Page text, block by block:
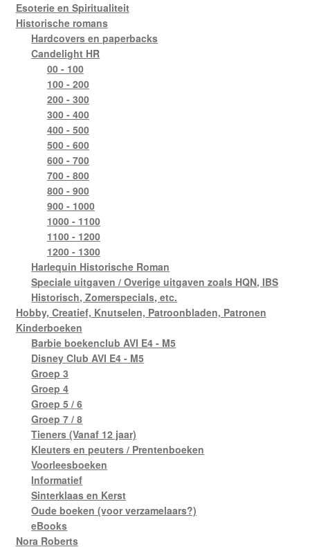
Esoterie en Spiritualiteit
Historische romans
Hardcovers en paperbacks
Candelight HR
00 - 100
100 - 200
200 - 300
300 - 400
400 - 500
500 - 600
600 - 700
700 - 800
800 - 900
900 - 1000
1000 - 1100
1100 - 1200
1200 - 1300
Harlequin Historische Roman
Speciale uitgaven / Overige uitgaven zoals HQN, IBS
Historisch, Zomerspecials, etc.
Hobby, Creatief, Knutselen, Patroonbladen, Patronen
Kinderboeken
Barbie boekenclub AVI E4 - M5
Disney Club AVI E4 - M5
Groep 3
Groep 4
Groep 5 / 6
Groep 7 / 8
Tieners (Vanaf 12 jaar)
Kleuters en peuters / Prentenboeken
Voorleesboeken
Informatief
Sinterklaas en Kerst
Oude boeken (voor verzamelaars?)
eBooks
Nora Roberts